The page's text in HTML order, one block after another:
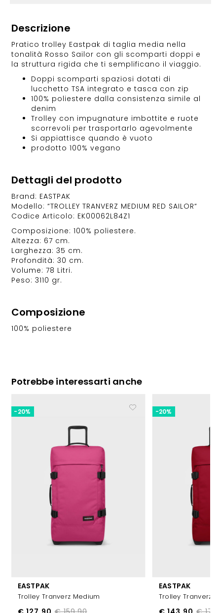
Descrizione
Pratico trolley Eastpak di taglia media nella
tonalità Rosso Sailor con gli scomparti doppi e
la struttura rigida che ti semplificano il viaggio.
Doppi scomparti spaziosi dotati di
lucchetto TSA integrato e tasca con zip
100% poliestere dalla consistenza simile al
denim
Trolley con impugnature imbottite e ruote
scorrevoli per trasportarlo agevolmente
Si appiattisce quando è vuoto
prodotto 100% vegano
Dettagli del prodotto
Brand: EASTPAK
Modello: “TROLLEY TRANVERZ MEDIUM RED SAILOR“
Codice Articolo: EK00062L84Z1
Composizione: 100% poliestere.
Altezza: 67 cm.
Larghezza: 35 cm.
Profondità: 30 cm.
Volume: 78 Litri.
Peso: 3110 gr.
Composizione
100% poliestere
Potrebbe interessarti anche
EASTPAK
Trolley Tranverz Medium
-20%
EASTPAK
Trolley Tranverz
-20%